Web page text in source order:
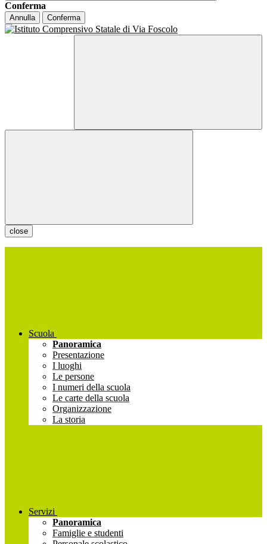
Conferma
Annulla Conferma
close
Scuola
Panoramica
Presentazione
I luoghi
Le persone
I numeri della scuola
Le carte della scuola
Organizzazione
La storia
Servizi
Panoramica
Famiglie e studenti